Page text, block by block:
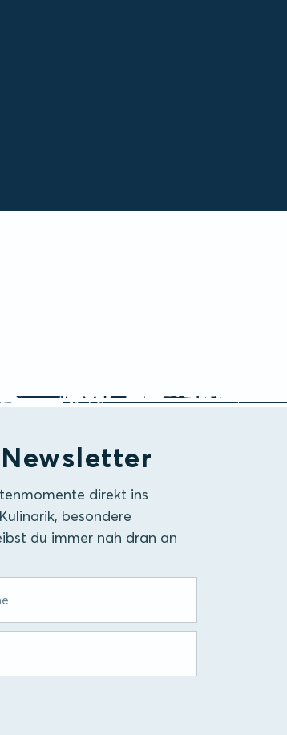
direkt ins
besondere
du immer nah dran an